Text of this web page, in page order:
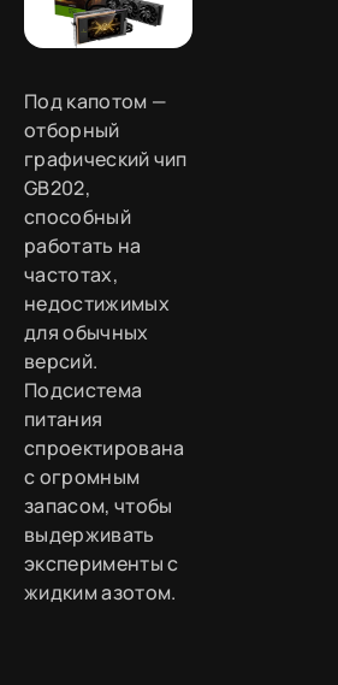
Под капотом —
отборный
графический чип
GB202,
способный
работать на
частотах,
недостижимых
для обычных
версий.
Подсистема
питания
спроектирована
с огромным
запасом, чтобы
выдерживать
эксперименты с
жидким азотом.